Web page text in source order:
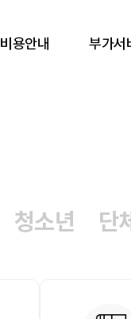
비용안내 부가서
청소년 단